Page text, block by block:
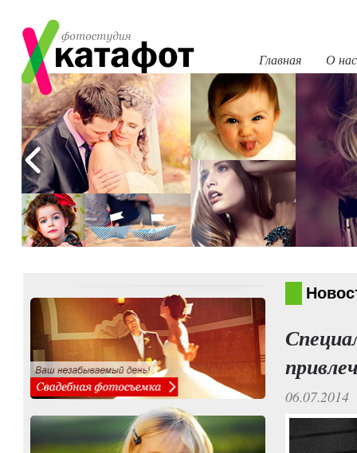
Главная О нас
06.07.2014